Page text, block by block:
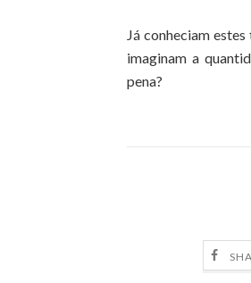
Já conheciam
imaginam a
pena?